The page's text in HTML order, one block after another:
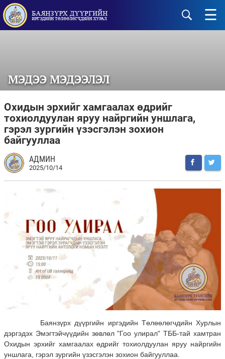
☰
МЭДЭЭ МЭДЭЭЛЭЛ
Охидын эрхийг хамгаалах өдрийг
тохиолдуулан яруу найргийн уншлага,
гэрэл зургийн үзэсгэлэн зохион
байгууллаа
АДМИН
2025/10/14
Баянзүрх дүүргийн иргэдийн Төлөөлөгчдийн Хурлын
дэргэдэх Эмэгтэйчүүдийн зөвлөл "Гоо улирал" ТББ-тай хамтран
Охидын эрхийг хамгаалах өдрийг тохиолдуулан яруу найргийн
уншлага, гэрэл зургийн үзэсгэлэн зохион байгууллаа.